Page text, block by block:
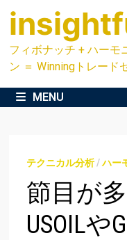
Skip
content
フィボナッチ + ハーモ
ン ＝ Winningトレード
MENU
テクニカル分析/ハー
節目が多
USOILや